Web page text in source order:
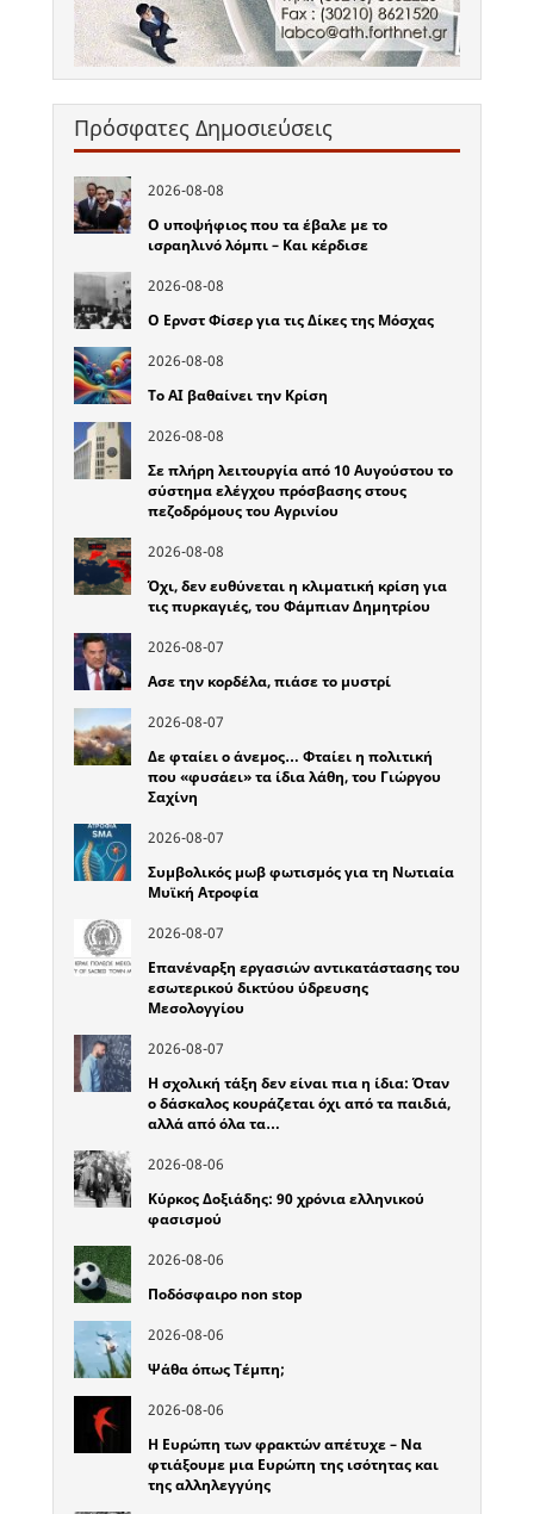
Πρόσφατες Δημοσιεύσεις
2026-08-08
Ο υποψήφιος που τα έβαλε με το
ισραηλινό λόμπι – Και κέρδισε
2026-08-08
Ο Ερνστ Φίσερ για τις Δίκες της Μόσχας
2026-08-08
Το ΑΙ βαθαίνει την Κρίση
2026-08-08
Σε πλήρη λειτουργία από 10 Αυγούστου το
σύστημα ελέγχου πρόσβασης στους
πεζοδρόμους του Αγρινίου
2026-08-08
Όχι, δεν ευθύνεται η κλιματική κρίση για
τις πυρκαγιές, του Φάμπιαν Δημητρίου
2026-08-07
Ασε την κορδέλα, πιάσε το μυστρί
2026-08-07
Δε φταίει ο άνεμος… Φταίει η πολιτική
που «φυσάει» τα ίδια λάθη, του Γιώργου
Σαχίνη
2026-08-07
Συμβολικός μωβ φωτισμός για τη Νωτιαία
Μυϊκή Ατροφία
2026-08-07
Επανέναρξη εργασιών αντικατάστασης του
εσωτερικού δικτύου ύδρευσης
Μεσολογγίου
2026-08-07
Η σχολική τάξη δεν είναι πια η ίδια: Όταν
ο δάσκαλος κουράζεται όχι από τα παιδιά,
αλλά από όλα τα…
2026-08-06
Κύρκος Δοξιάδης: 90 χρόνια ελληνικού
φασισμού
2026-08-06
Ποδόσφαιρο non stop
2026-08-06
Ψάθα όπως Τέμπη;
2026-08-06
Η Ευρώπη των φρακτών απέτυχε – Να
φτιάξουμε μια Ευρώπη της ισότητας και
της αλληλεγγύης